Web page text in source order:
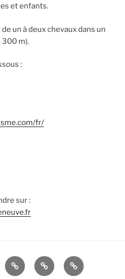
et enfants.
un à deux chevaux dans un
300 m).
:
fr/
sur :
Les
jardins
Les
buis
Histoire
d’une